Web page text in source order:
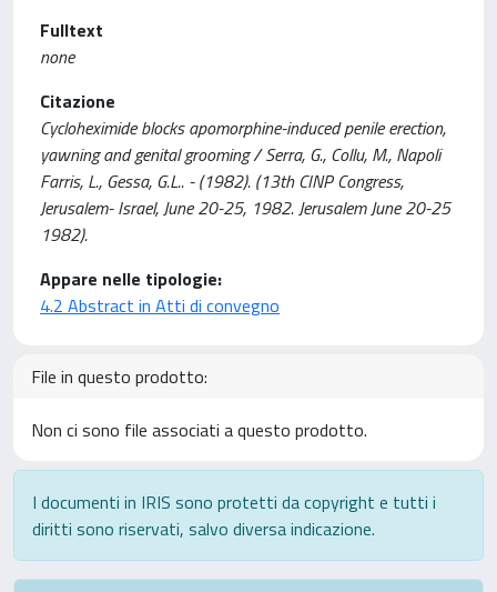
Fulltext
none
Citazione
Cycloheximide blocks apomorphine-induced penile erection,
yawning and genital grooming / Serra, G., Collu, M., Napoli
Farris, L., Gessa, G.L.. - (1982). (13th CINP Congress,
Jerusalem- Israel, June 20-25, 1982. Jerusalem June 20-25
1982).
Appare nelle tipologie:
4.2 Abstract in Atti di convegno
File in questo prodotto:
Non ci sono file associati a questo prodotto.
I documenti in IRIS sono protetti da copyright e tutti i
diritti sono riservati, salvo diversa indicazione.